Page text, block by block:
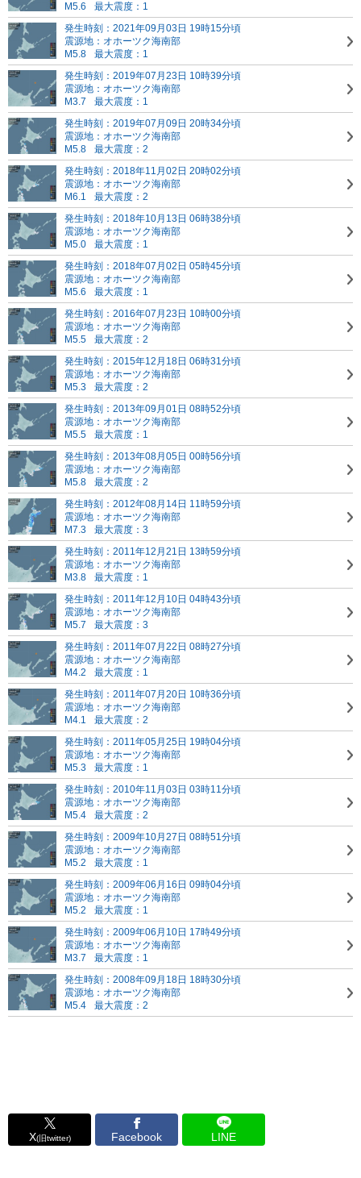
M5.6
最大震度：1
発生時刻：2021年09月03日 19時15分頃
震源地：オホーツク海南部
M5.8
最大震度：1
発生時刻：2019年07月23日 10時39分頃
震源地：オホーツク海南部
M3.7
最大震度：1
発生時刻：2019年07月09日 20時34分頃
震源地：オホーツク海南部
M5.8
最大震度：2
発生時刻：2018年11月02日 20時02分頃
震源地：オホーツク海南部
M6.1
最大震度：2
発生時刻：2018年10月13日 06時38分頃
震源地：オホーツク海南部
M5.0
最大震度：1
発生時刻：2018年07月02日 05時45分頃
震源地：オホーツク海南部
M5.6
最大震度：1
発生時刻：2016年07月23日 10時00分頃
震源地：オホーツク海南部
M5.5
最大震度：2
発生時刻：2015年12月18日 06時31分頃
震源地：オホーツク海南部
M5.3
最大震度：2
発生時刻：2013年09月01日 08時52分頃
震源地：オホーツク海南部
M5.5
最大震度：1
発生時刻：2013年08月05日 00時56分頃
震源地：オホーツク海南部
M5.8
最大震度：2
発生時刻：2012年08月14日 11時59分頃
震源地：オホーツク海南部
M7.3
最大震度：3
発生時刻：2011年12月21日 13時59分頃
震源地：オホーツク海南部
M3.8
最大震度：1
発生時刻：2011年12月10日 04時43分頃
震源地：オホーツク海南部
M5.7
最大震度：3
発生時刻：2011年07月22日 08時27分頃
震源地：オホーツク海南部
M4.2
最大震度：1
発生時刻：2011年07月20日 10時36分頃
震源地：オホーツク海南部
M4.1
最大震度：2
発生時刻：2011年05月25日 19時04分頃
震源地：オホーツク海南部
M5.3
最大震度：1
発生時刻：2010年11月03日 03時11分頃
震源地：オホーツク海南部
M5.4
最大震度：2
発生時刻：2009年10月27日 08時51分頃
震源地：オホーツク海南部
M5.2
最大震度：1
発生時刻：2009年06月16日 09時04分頃
震源地：オホーツク海南部
M5.2
最大震度：1
発生時刻：2009年06月10日 17時49分頃
震源地：オホーツク海南部
M3.7
最大震度：1
発生時刻：2008年09月18日 18時30分頃
震源地：オホーツク海南部
M5.4
最大震度：2
X(旧twitter) Facebook LINE